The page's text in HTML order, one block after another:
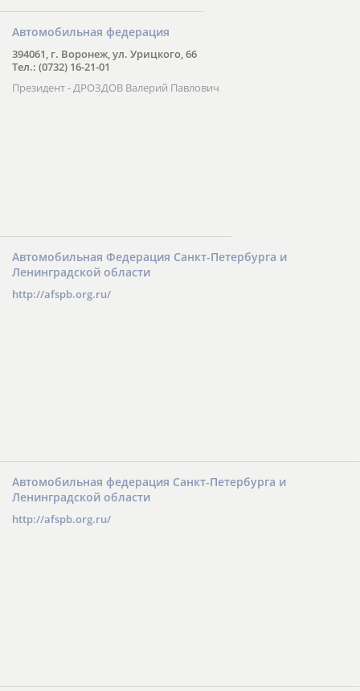
Автомобильная федерация
394061, г. Воронеж, ул. Урицкого, 66
Тел.: (0732) 16-21-01
Президент - ДРОЗДОВ Валерий Павлович
Автомобильная Федерация Санкт-Петербурга и
Ленинградской области
http://afspb.org.ru/
Автомобильная федерация Санкт-Петербурга и
Ленинградской области
http://afspb.org.ru/